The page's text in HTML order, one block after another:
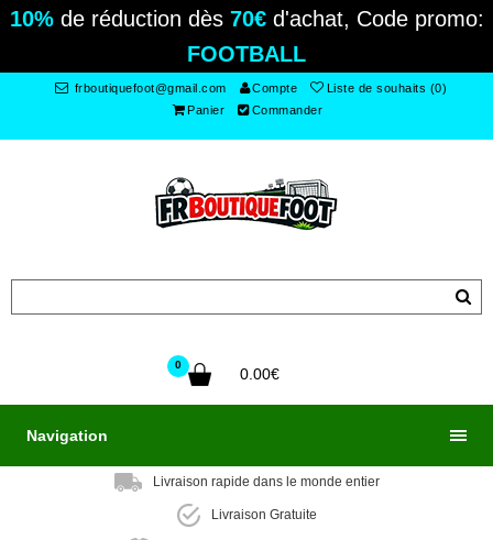
10%de réduction dès 70€d'achat, Code promo:
FOOTBALL
frboutiquefoot@gmail.com Compte
Liste de souhaits (0)
Panier
Commander
0
0.00€
Navigation
Livraison rapide dans le monde entier
Livraison Gratuite